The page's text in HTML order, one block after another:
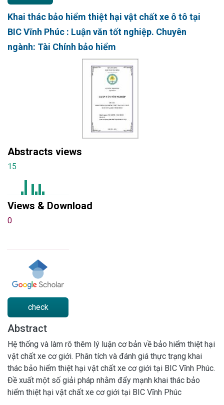
Khai thác bảo hiểm thiệt hại vật chất xe ô tô tại
BIC Vĩnh Phúc : Luận văn tốt nghiệp. Chuyên
ngành: Tài Chính bảo hiểm
Abstracts views
15
Views & Download
0
check
Abstract
Hệ thống và làm rõ thêm lý luận cơ bản về bảo hiểm thiệt hại
vật chất xe cơ giới. Phân tích và đánh giá thực trạng khai
thác bảo hiểm thiệt hại vật chất xe cơ giới tại BIC Vĩnh Phúc.
Đề xuất một số giải pháp nhằm đẩy mạnh khai thác bảo
hiểm thiệt hại vật chất xe cơ giới tại BIC Vĩnh Phúc